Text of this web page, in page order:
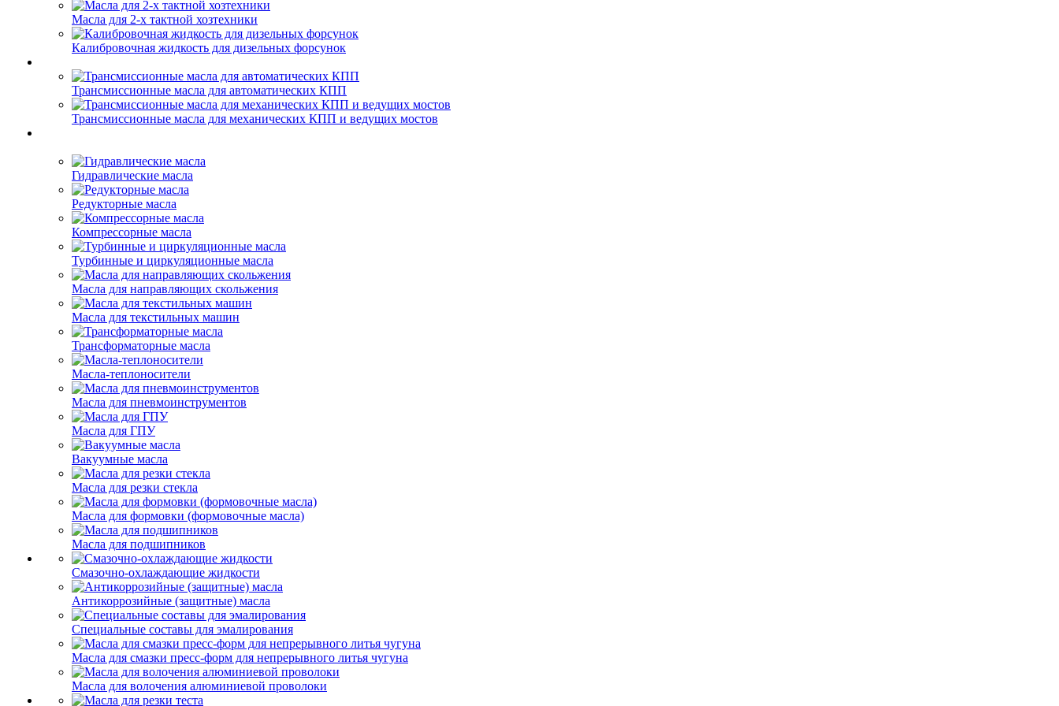
Масла для 2-х тактной хозтехники
Калибровочная жидкость для дизельных форсунок
Трансмиссионные масла для автоматических КПП
Трансмиссионные масла для механических КПП и ведущих мостов
Гидравлические масла
Редукторные масла
Компрессорные масла
Турбинные и циркуляционные масла
Масла для направляющих скольжения
Масла для текстильных машин
Трансформаторные масла
Масла-теплоносители
Масла для пневмоинструментов
Масла для ГПУ
Вакуумные масла
Масла для резки стекла
Масла для формовки (формовочные масла)
Масла для подшипников
Смазочно-охлаждающие жидкости
Антикоррозийные (защитные) масла
Специальные составы для эмалирования
Масла для смазки пресс-форм для непрерывного литья чугуна
Масла для волочения алюминиевой проволоки